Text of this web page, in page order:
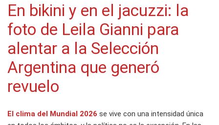
En bikini y en el jacuzzi: la
foto de Leila Gianni para
alentar a la Selección
Argentina que generó
revuelo
El clima del Mundial 2026 se vive con una intensidad única